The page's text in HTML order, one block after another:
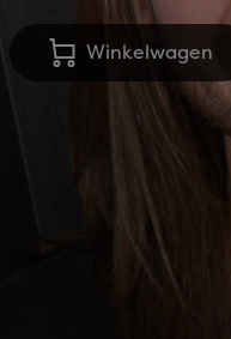
Winkelwagen